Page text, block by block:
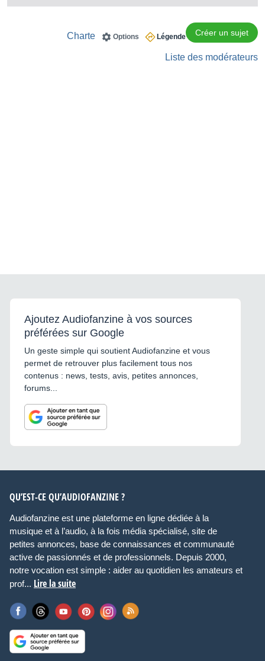
Créer un sujet
Légende
Options
Charte
Liste des modérateurs
Ajoutez Audiofanzine à vos sources
préférées sur Google
Un geste simple qui soutient Audiofanzine et vous
permet de retrouver plus facilement tous nos
contenus : news, tests, avis, petites annonces,
forums...
QU’EST-CE QU’AUDIOFANZINE ?
Audiofanzine est une plateforme en ligne dédiée à la
musique et à l’audio, à la fois média spécialisé, site de
petites annonces, base de connaissances et communauté
active de passionnés et de professionnels. Depuis 2000,
notre vocation est simple : aider au quotidien les amateurs et
prof... Lire la suite